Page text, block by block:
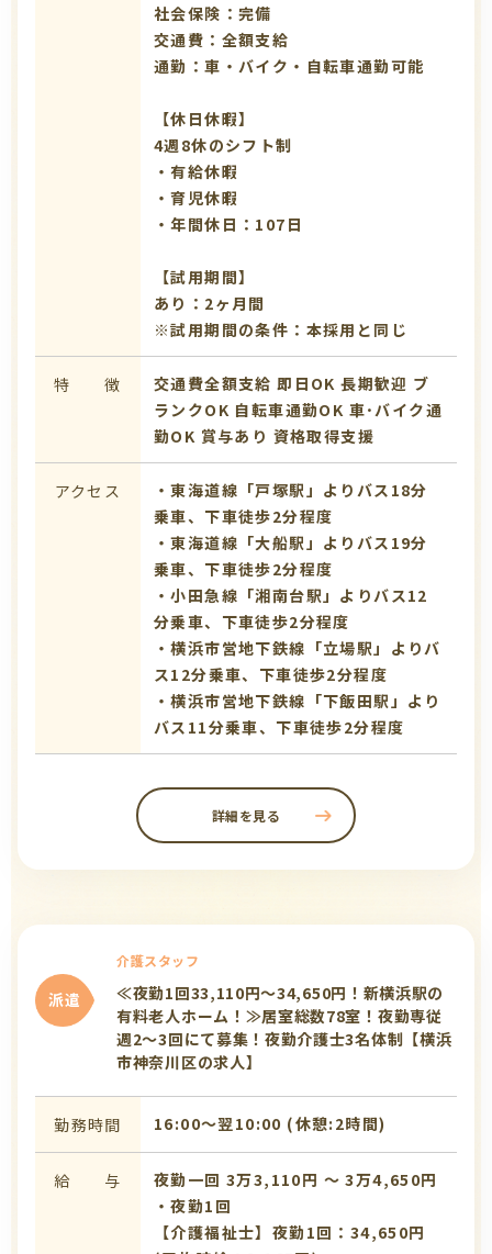
社会保険：完備
交通費：全額支給
通勤：車・バイク・自転車通勤可能
【休日休暇】
4週8休のシフト制
・有給休暇
・育児休暇
・年間休日：107日
【試用期間】
あり：2ヶ月間
※試用期間の条件：本採用と同じ
特 徴 交通費全額支給 即日OK 長期歓迎 ブ
ランクOK 自転車通勤OK 車･バイク通
勤OK 賞与あり 資格取得支援
アクセス
・東海道線「戸塚駅」よりバス18分
乗車、下車徒歩2分程度
・東海道線「大船駅」よりバス19分
乗車、下車徒歩2分程度
・小田急線「湘南台駅」よりバス12
分乗車、下車徒歩2分程度
・横浜市営地下鉄線「立場駅」よりバ
ス12分乗車、下車徒歩2分程度
・横浜市営地下鉄線「下飯田駅」より
バス11分乗車、下車徒歩2分程度
詳細を見る
派遣
介護スタッフ
≪夜勤1回33,110円～34,650円！新横浜駅の
有料老人ホーム！≫居室総数78室！夜勤専従
週2～3回にて募集！夜勤介護士3名体制【横浜
市神奈川区の求人】
勤務時間 16:00〜翌10:00 (休憩:2時間)
給 与
夜勤一回 3万3,110円 〜 3万4,650円
・夜勤1回
【介護福祉士】夜勤1回：34,650円